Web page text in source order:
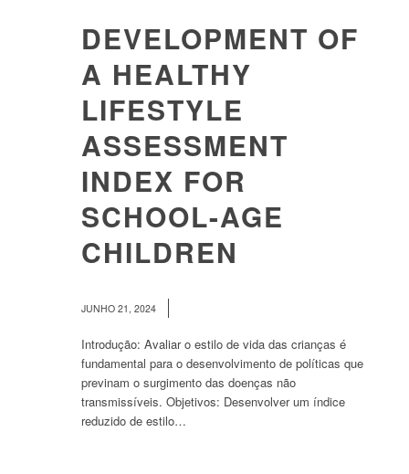
DEVELOPMENT OF
A HEALTHY
LIFESTYLE
ASSESSMENT
INDEX FOR
SCHOOL-AGE
CHILDREN
JUNHO 21, 2024
Introdução: Avaliar o estilo de vida das crianças é
fundamental para o desenvolvimento de políticas que
previnam o surgimento das doenças não
transmissíveis. Objetivos: Desenvolver um índice
reduzido de estilo…